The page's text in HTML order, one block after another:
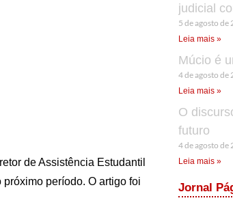
de Assistência Estudantil
período. O artigo foi
judicial
5 de agosto de
Leia mais »
Múcio é
4 de agosto de
Leia mais »
O
futuro
4 de agosto de
Leia mais »
Jornal